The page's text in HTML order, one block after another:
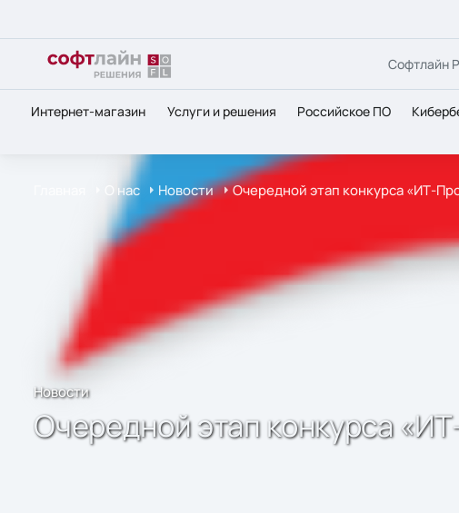
Софтлайн
Интернет-магазин Услуги и решения Российское ПО
О нас Новости Очередной этап конкурса «ИТ-
Новости
Очередной этап конкурса